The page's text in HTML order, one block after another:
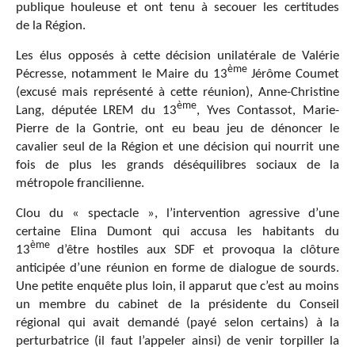
publique houleuse et ont tenu à secouer les certitudes
de la Région.
Les élus opposés à cette décision unilatérale de Valérie
Pécresse, notamment le Maire du 13ème Jérôme Coumet
(excusé mais représenté à cette réunion), Anne-Christine
Lang, députée LREM du 13ème, Yves Contassot, Marie-
Pierre de la Gontrie, ont eu beau jeu de dénoncer le
cavalier seul de la Région et une décision qui nourrit une
fois de plus les grands déséquilibres sociaux de la
métropole francilienne.
Clou du « spectacle », l’intervention agressive d’une
certaine Elina Dumont qui accusa les habitants du
13ème d’être hostiles aux SDF et provoqua la clôture
anticipée d’une réunion en forme de dialogue de sourds.
Une petite enquête plus loin, il apparut que c’est au moins
un membre du cabinet de la présidente du Conseil
régional qui avait demandé (payé selon certains) à la
perturbatrice (il faut l’appeler ainsi) de venir torpiller la